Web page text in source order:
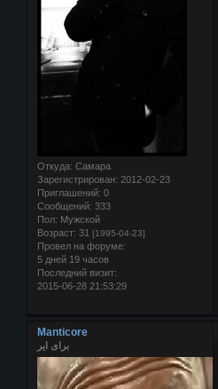
Откуда: Самара
Зарегистрирован: 2012-02-23
Приглашений: 0
Сообщений: 333
Пол: Мужской
Возраст: 31 [1995-04-23]
Провел на форуме:
5 дней 19 часов
Последний визит:
2015-06-28 21:53:29
Manticore
برای ایر